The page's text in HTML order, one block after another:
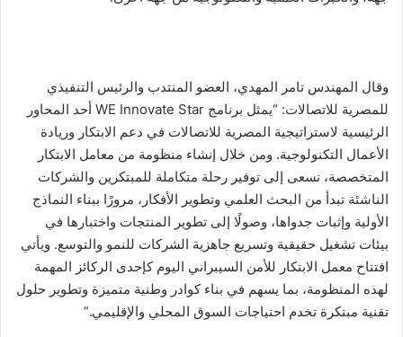
وقال المهندس تامر المهدي، العضو المنتدب والرئيس التنفيذي
للمصرية للاتصالات: “يمثل برنامج WE Innovate Star أحد المحاور
الرئيسية لاستراتيجية المصرية للاتصالات في دعم الابتكار وريادة
الأعمال التكنولوجية. ومن خلال إنشاء منظومة من معامل الابتكار
المتخصصة، نسعى إلى توفير رحلة متكاملة للمبتكرين والشركات
الناشئة تبدأ من البحث العلمي وتطوير الأفكار، مرورًا ببناء النماذج
الأولية وإثبات جدواها، وصولًا إلى تطوير المنتجات واختبارها في
بيئات تشغيل حقيقية وتسريع جاهزية الشركات للنمو والتوسع. ويأتي
افتتاح معمل الابتكار للأمن السيبراني اليوم كإحدى الركائز المهمة
لهذه المنظومة، بما يسهم في بناء كوادر وطنية متميزة وتطوير حلول
تقنية مبتكرة تخدم احتياجات السوق المحلي والإقليمي.”